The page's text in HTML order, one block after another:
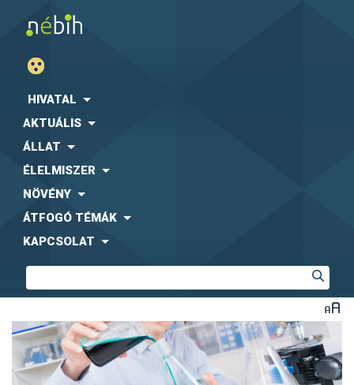
HIVATAL
AKTUÁLIS
ÁLLAT
ÉLELMISZER
NÖVÉNY
ÁTFOGÓ TÉMÁK
KAPCSOLAT